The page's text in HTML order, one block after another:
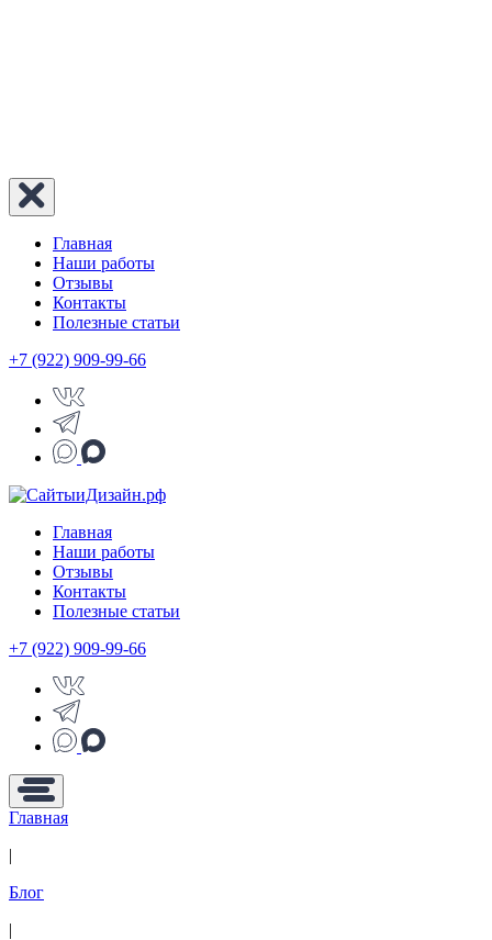
Главная
Наши работы
Отзывы
Контакты
Полезные статьи
+7 (922) 909-99-66
Главная
Наши работы
Отзывы
Контакты
Полезные статьи
+7 (922) 909-99-66
Главная
|
Блог
|